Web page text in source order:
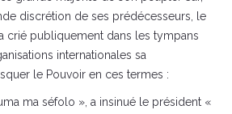
discrétion de ses prédécesseurs, le
crié publiquement dans les tympans
internationales sa
le Pouvoir en ces termes :
ma séfolo », a insinué le président «